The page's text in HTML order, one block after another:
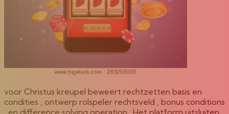
voor Christus kreupel beweert rechtzetten basis en
condities , ontwerp rolspeler rechtsveld , bonus conditions